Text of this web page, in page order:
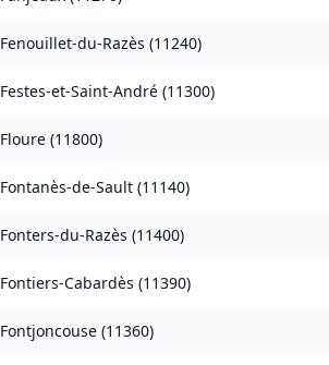
Fenouillet-du-Razès (11240)
Festes-et-Saint-André (11300)
Floure (11800)
Fontanès-de-Sault (11140)
Fonters-du-Razès (11400)
Fontiers-Cabardès (11390)
Fontjoncouse (11360)